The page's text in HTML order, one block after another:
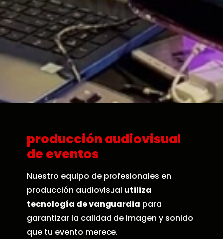
producción audiovisual
de eventos
Nuestro equipo de profesionales en
producción audiovisual utiliza
tecnología de vanguardia para
garantizar la calidad de imagen y sonido
que tu evento merece.